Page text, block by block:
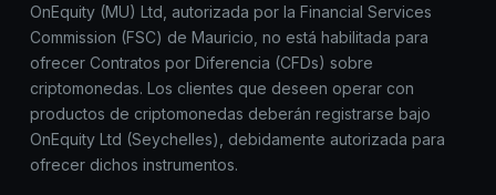
OnEquity (MU) Ltd, autorizada por la Financial Services
Commission (FSC) de Mauricio, no está habilitada para
ofrecer Contratos por Diferencia (CFDs) sobre
criptomonedas. Los clientes que deseen operar con
productos de criptomonedas deberán registrarse bajo
OnEquity Ltd (Seychelles), debidamente autorizada para
ofrecer dichos instrumentos.